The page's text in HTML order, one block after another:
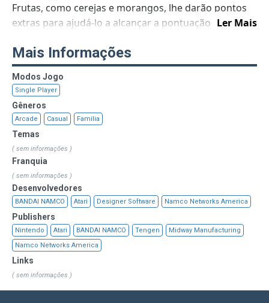
Ler Mais
Frutas, como cerejas e morangos, lhe darão pontos
extras para ajudá-lo a alcançar a pontuação mais alta!
Console, que oferece ótimos jogos criados para
consoles como NES™, Super NES™ e Game Boy™
Advance. Esperamos que você aproveite os novos
recursos (incluindo o jogo fora da TV) que foram
adicionados a este título. Veja mais jogos do Virtual
Console para Wii U.
Mais Informações
Modos Jogo
Single Player
Gêneros
Arcade Casual Familia
Temas
( sem informações )
Franquia
( sem informações )
Desenvolvedores
BANDAI NAMCO Atari Designer Software Namco Networks America
Publishers
Nintendo Atari BANDAI NAMCO Tengen
Midway Manufacturing
Namco Networks America
Links
( sem informações )